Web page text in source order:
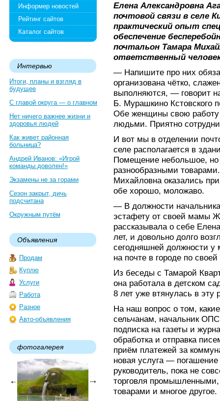
Информер новостей
Рейтинг сайтов
Каталог сайтов
Интервью
Итоги, планы и взгляд в
будущее
С главой округа — о главном
Нет ничего важнее жизни и
здоровья людей
Как живет районная
больница?
Андрей Иванов: «Игрой
команды доволен!»
Экзамены не за горами
Сезон закрыт, дичь
подсчитана
Окружным путём
Объявления
Продам
Куплю
Услуги
Работа
Разное
Авто-объявления
фотогалерея
Елена Александровна
почтовой связи в селе
практический опыт
обеспечение
почтальон Тамара
ответственный
— Напишите про них
организована чётко,
выполняются, — говорит
Б. Мурашкино Кстовского
Обе женщины свою работу
людьми. Приятно
И вот мы в отделении
селе располагается в
Помещение небольшое, но
разнообразными
Михайловна оказались
обе хорошо, моложаво.
— В должности
эстафету от своей мамы
рассказывала о себе
лет, и довольно долго
сегодняшней должности у
на почте в городе по
Из беседы с Тамарой
она работала в детском
8 лет уже втянулась в эту
На наш вопрос о том,
сельчанам, начальник
подписка на газеты и
обработка и отправка
приём платежей за
новая услуга — погашение
руководитель, пока не
торговля
товарами и многое другое.